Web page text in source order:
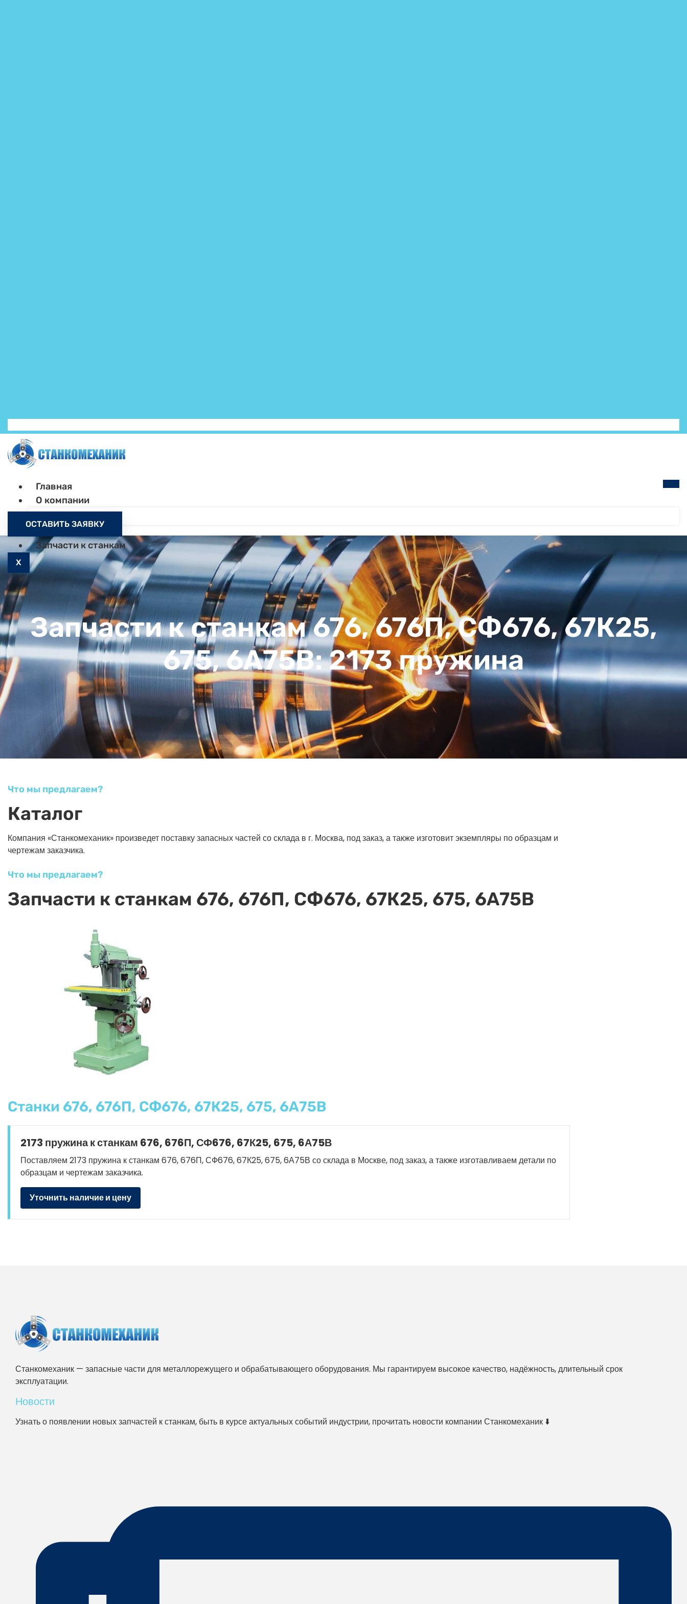
Главная
О компании
Запчасти к станкам
X
ОСТАВИТЬ ЗАЯВКУ
Запчасти к станкам 676, 676П, СФ676, 67К25,
675, 6А75В: 2173 пружина
Что мы предлагаем?
Каталог
Компания «Станкомеханик» произведет поставку запасных частей со склада в г. Москва, под заказ, а также изготовит экземпляры по образцам и
чертежам заказчика.
Что мы предлагаем?
Запчасти к станкам 676, 676П, СФ676, 67К25, 675, 6А75В
Станки 676, 676П, СФ676, 67К25, 675, 6А75В
2173 пружина к станкам 676, 676П, СФ676, 67К25, 675, 6А75В
Поставляем 2173 пружина к станкам 676, 676П, СФ676, 67К25, 675, 6А75В со склада в Москве, под заказ, а также изготавливаем детали по
образцам и чертежам заказчика.
Уточнить наличие и цену
Станкомеханик — запасные части для металлорежущего и обрабатывающего оборудования. Мы гарантируем высокое качество, надёжность, длительный срок
эксплуатации.
Новости
Узнать о появлении новых запчастей к станкам, быть в курсе актуальных событий индустрии, прочитать новости компании Станкомеханик ⬇️